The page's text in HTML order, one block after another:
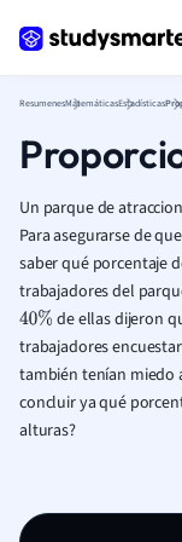
ResumenesMatemáticasEstadísticas
Un parque de
Para asegurarse de
saber qué porcentaje
trabajadores del
40% de ellas dijeron
trabajadores
también tenían miedo
concluir ya qué
alturas?